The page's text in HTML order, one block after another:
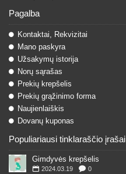
Pagalba
Kontaktai, Rekvizitai
Mano paskyra
Užsakymų istorija
Norų sąrašas
Prekių krepšelis
Prekių grąžinimo forma
Naujienlaiškis
Dovanų kuponas
Populiariausi tinklaraščio įrašai
Gimdyvės krepšelis
2024.03.19 0